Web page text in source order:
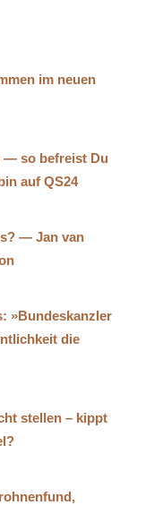
im neuen
— so befreist Du
auf QS24
— Jan van
»Bundeskanzler
die
stellen – kippt